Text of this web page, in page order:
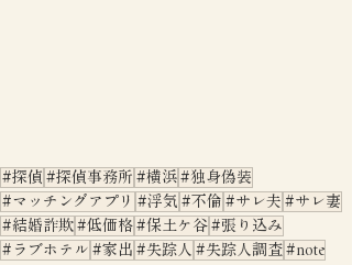
#探偵 #探偵事務所 #横浜 #独身偽装
#マッチングアプリ #浮気 #不倫 #サレ夫 #サレ妻
#結婚詐欺 #低価格 #保土ケ谷 #張り込み
#ラブホテル #家出 #失踪人 #失踪人調査 #note